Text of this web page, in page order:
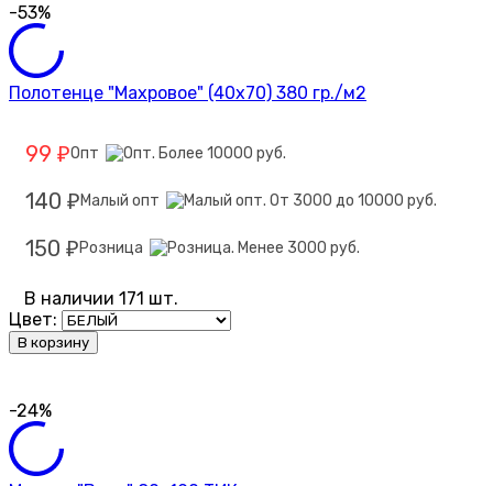
-53%
Полотенце "Махровое" (40х70) 380 гр./м2
99 ₽Опт
140 ₽ Малый опт
150 ₽ Розница
В наличии 171 шт.
Цвет:
В корзину
-24%